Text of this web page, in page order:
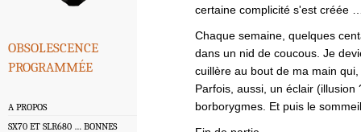
obsolescence
programmée
A PROPOS
SX70 ET SLR680 … BONNES
certaine complicité s'est créée
Chaque semaine, quelques
dans un nid de coucous. Je
cuillère au bout de ma main
Parfois, aussi, un éclair
borborygmes. Et puis le